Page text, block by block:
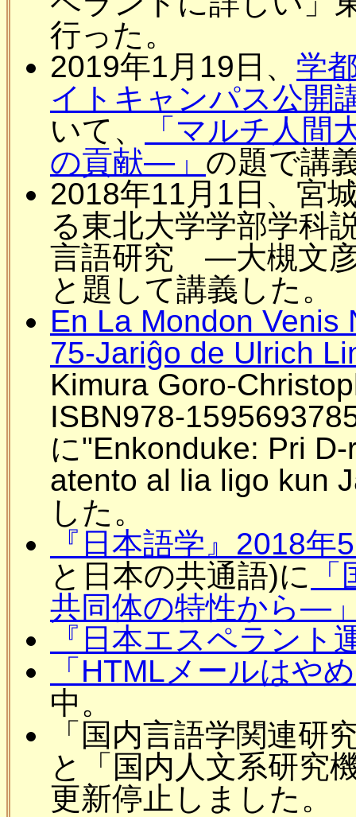
行った。
2019年1月19日、 学
イトキャンパス公開
いて、
「マルチ人
の貢献―」 の題で講
2018年11月1日、宮
る東北大学学部学科
言語研究 ―大槻文
と題して講義した。
En La Mondon Venis
75-Jariĝo de Ulrich
Kimura Goro-
ISBN978-
に"Enkonduke: Pri
atento al lia ligo kun
した。
『日本語学』2018年
と日本の共通語)に
共同体の特性から―
『日本エスペラント
「HTMLメールはや
中。
「国内言語学関連研
と「国内人文系研究
更新停止しました。